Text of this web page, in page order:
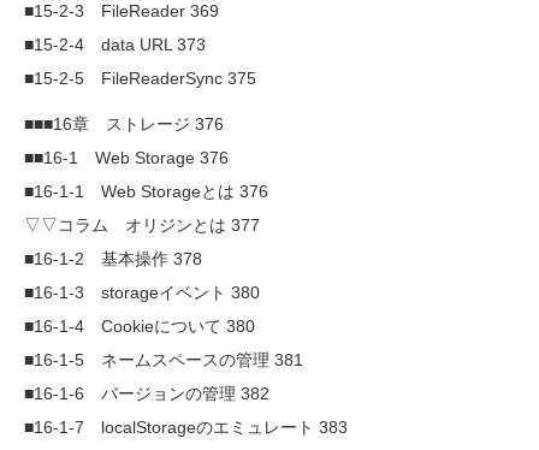
■15-2-3 FileReader 369
■15-2-4 data URL 373
■15-2-5 FileReaderSync 375
■■■16章 ストレージ 376
■■16-1 Web Storage 376
■16-1-1 Web Storageとは 376
▽▽コラム オリジンとは 377
■16-1-2 基本操作 378
■16-1-3 storageイベント 380
■16-1-4 Cookieについて 380
■16-1-5 ネームスペースの管理 381
■16-1-6 バージョンの管理 382
■16-1-7 localStorageのエミュレート 383